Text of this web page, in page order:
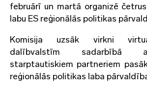
februārī un martā organizē
labu ES reģionālās politikas
Komisija uzsāk virkni
dalībvalstīm sadarbībā
starptautiskiem partneriem
reģionālās politikas laba